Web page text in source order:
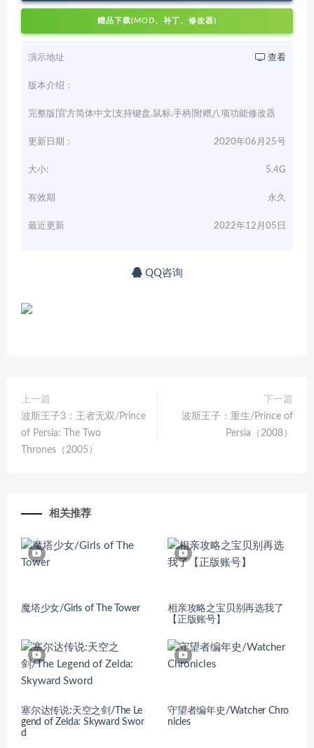
赠品下载(MOD、补丁、修改器)
演示地址 查看
版本介绍：
完整版|官方简体中文|支持键盘.鼠标.手柄|附赠八项功能修改器
更新日期： 2020年06月25号
大小: 5.4G
有效期 永久
最近更新 2022年12月05日
QQ咨询
上一篇
波斯王子3：王者无双/Prince
of Persia: The Two
Thrones（2005）
下一篇
波斯王子：重生/Prince of
Persia（2008）
相关推荐
魔塔少女/Girls of The Tower
相亲攻略之宝贝别再选我了
【正版账号】
塞尔达传说:天空之剑/The Le
gend of Zelda: Skyward Swor
d
守望者编年史/Watcher Chro
nicles